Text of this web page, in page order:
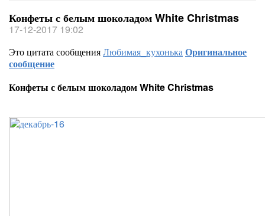
Конфеты с белым шоколадом White Christmas
17-12-2017 19:02
Это цитата сообщенияЛюбимая_кухонькаОригинальное
сообщение
Конфеты с белым шоколадом White Christmas